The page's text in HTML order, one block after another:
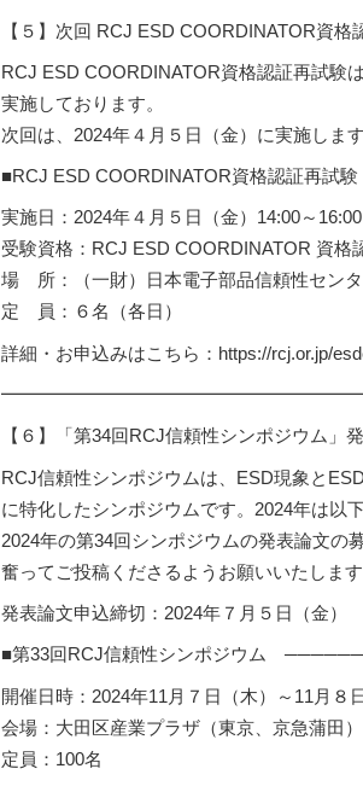
【５】次回 RCJ ESD COORDINATOR資格
RCJ ESD COORDINATOR資格認証再試験
実施しております。
次回は、2024年４月５日（金）に実施しま
■RCJ ESD COORDINATOR資格認証
実施日：2024年４月５日（金）14:00～16:00
受験資格：RCJ ESD COORDINATOR 資
場 所：（一財）日本電子部品信頼性セン
定 員：６名（各日）
詳細・お申込みはこちら：https://rcj.or.jp/
【６】「第34回RCJ信頼性シンポジウム」
RCJ信頼性シンポジウムは、ESD現象と
に特化したシンポジウムです。2024年は以
2024年の第34回シンポジウムの発表論文の
奮ってご投稿くださるようお願いいたしま
発表論文申込締切：2024年７月５日（金）
■第33回RCJ信頼性シンポジウム
開催日時：2024年11月７日（木）～11月８
会場：大田区産業プラザ（東京、京急蒲田）
定員：100名